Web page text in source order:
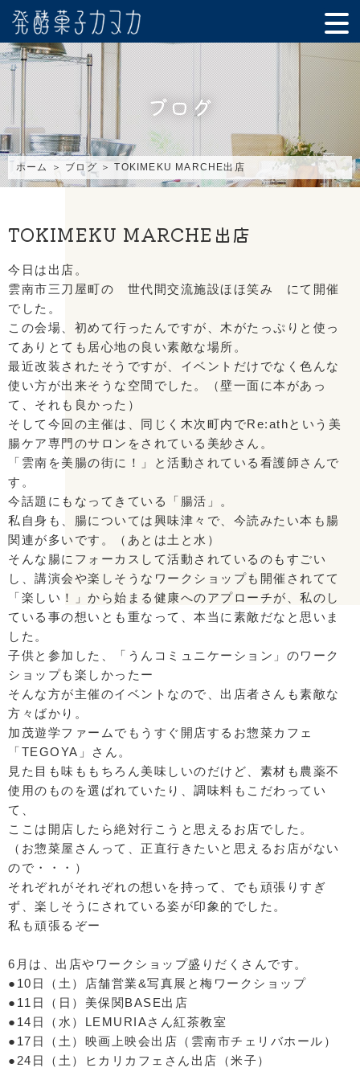
ブログ
ホーム ＞ ブログ ＞ TOKIMEKU MARCHE出店
TOKIMEKU MARCHE出店
今日は出店。
雲南市三刀屋町の 世代間交流施設ほほ笑み にて開催
でした。
この会場、初めて行ったんですが、木がたっぷりと使っ
てありとても居心地の良い素敵な場所。
最近改装されたそうですが、イベントだけでなく色んな
使い方が出来そうな空間でした。（壁一面に本があっ
て、それも良かった）
そして今回の主催は、同じく木次町内でRe:athという美
腸ケア専門のサロンをされている美紗さん。
「雲南を美腸の街に！」と活動されている看護師さんで
す。
今話題にもなってきている「腸活」。
私自身も、腸については興味津々で、今読みたい本も腸
関連が多いです。（あとは土と水）
そんな腸にフォーカスして活動されているのもすごい
し、講演会や楽しそうなワークショップも開催されてて
「楽しい！」から始まる健康へのアプローチが、私のし
ている事の想いとも重なって、本当に素敵だなと思いま
した。
子供と参加した、「うんコミュニケーション」のワーク
ショップも楽しかったー
そんな方が主催のイベントなので、出店者さんも素敵な
方々ばかり。
加茂遊学ファームでもうすぐ開店するお惣菜カフェ
「TEGOYA」さん。
見た目も味ももちろん美味しいのだけど、素材も農薬不
使用のものを選ばれていたり、調味料もこだわってい
て、
ここは開店したら絶対行こうと思えるお店でした。
（お惣菜屋さんって、正直行きたいと思えるお店がない
ので・・・）
それぞれがそれぞれの想いを持って、でも頑張りすぎ
ず、楽しそうにされている姿が印象的でした。
私も頑張るぞー
6月は、出店やワークショップ盛りだくさんです。
●10日（土）店舗営業&写真展と梅ワークショップ
●11日（日）美保関BASE出店
●14日（水）LEMURIAさん紅茶教室
●17日（土）映画上映会出店（雲南市チェリバホール）
●24日（土）ヒカリカフェさん出店（米子）